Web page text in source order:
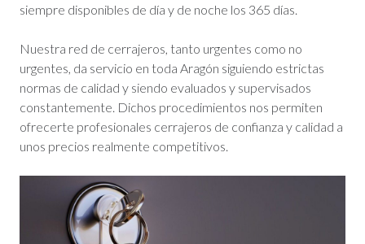
siempre disponibles de día y de noche los 365 días.
Nuestra red de cerrajeros, tanto urgentes como no
urgentes, da servicio en toda Aragón siguiendo estrictas
normas de calidad y siendo evaluados y supervisados
constantemente. Dichos procedimientos nos permiten
ofrecerte profesionales cerrajeros de confianza y calidad a
unos precios realmente competitivos.